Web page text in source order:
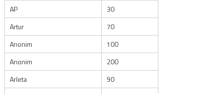
AP
30
Artur
70
Anonim
100
Anonim
200
Arleta
90